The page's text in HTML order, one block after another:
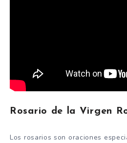
Rosario de la Virgen
Los rosarios son oraciones